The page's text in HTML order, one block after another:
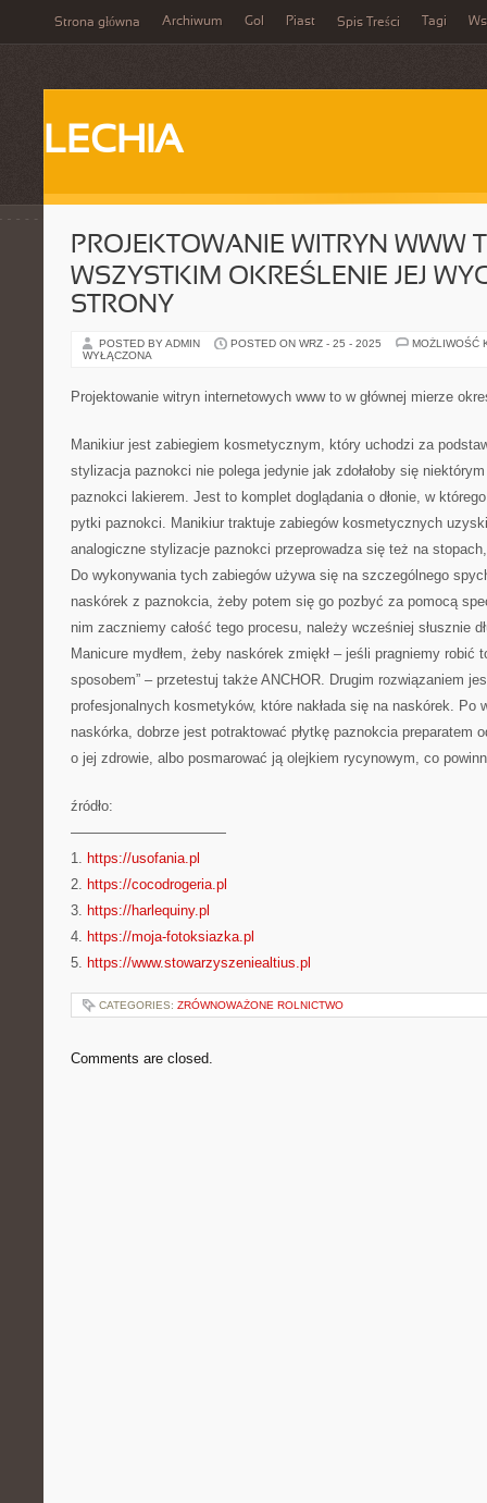
Strona główna Archiwum Gol Piast Spis Treści Tagi
LECHIA
PROJEKTOWANIE WITRYN WWW
WSZYSTKIM OKREŚLENIE JEJ
STRONY
POSTED BY ADMIN POSTED ON WRZ - 25 - 2025
MOŻLIWOŚĆ
WYŁĄCZONA
Projektowanie witryn internetowych www to w głównej mierze
Manikiur jest zabiegiem kosmetycznym, który uchodzi za
stylizacja paznokci nie polega jedynie jak zdołałoby się
paznokci lakierem. Jest to komplet doglądania o dłonie, w
pytki paznokci. Manikiur traktuje zabiegów kosmetycznych
analogiczne stylizacje paznokci przeprowadza się też na
Do wykonywania tych zabiegów używa się na szczególnego
naskórek z paznokcia, żeby potem się go pozbyć za pomocą
nim zaczniemy całość tego procesu, należy wcześniej słusznie
Manicure mydłem, żeby naskórek zmiękł – jeśli pragniemy robić
sposobem” – przetestuj także ANCHOR. Drugim rozwiązaniem
profesjonalnych kosmetyków, które nakłada się na naskórek. Po
naskórka, dobrze jest potraktować płytkę paznokcia preparatem
o jej zdrowie, albo posmarować ją olejkiem rycynowym, co
źródło:
———————————
1. https://usofania.pl
2. https://cocodrogeria.pl
3. https://harlequiny.pl
4. https://moja-fotoksiazka.pl
5. https://www.stowarzyszeniealtius.pl
CATEGORIES: ZRÓWNOWAŻONE ROLNICTWO
Comments are closed.